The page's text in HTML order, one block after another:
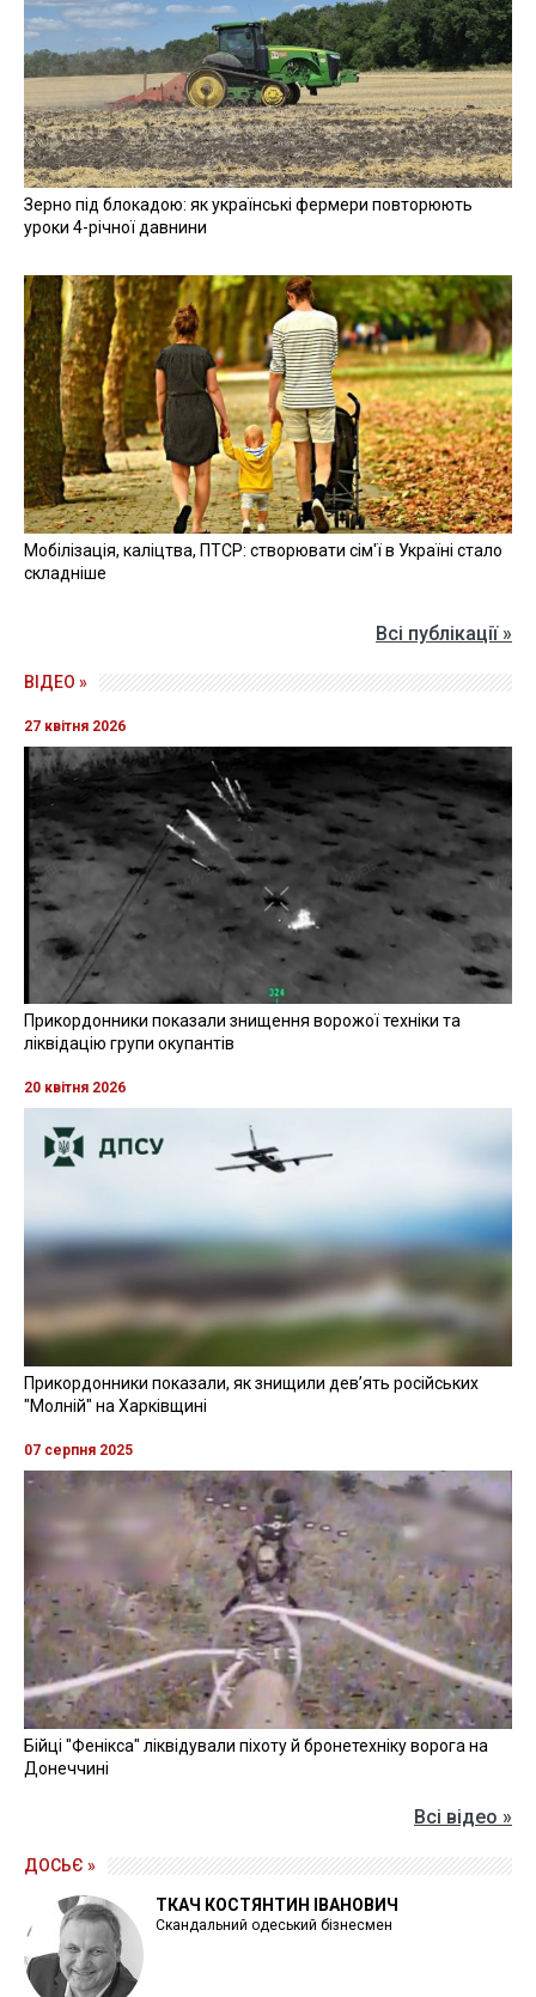
Зерно під блокадою: як українські фермери повторюють
уроки 4-річної давнини
Мобілізація, каліцтва, ПТСР: створювати сім'ї в Україні стало
складніше
Всі публікації »
ВІДЕО »
27 квітня 2026
Прикордонники показали знищення ворожої техніки та
ліквідацію групи окупантів
20 квітня 2026
Прикордонники показали, як знищили девʼять російських
"Молній" на Харківщині
07 серпня 2025
Бійці "Фенікса" ліквідували піхоту й бронетехніку ворога на
Донеччині
Всі відео »
ДОСЬЄ »
ТКАЧ КОСТЯНТИН ІВАНОВИЧ
Скандальний одеський бізнесмен